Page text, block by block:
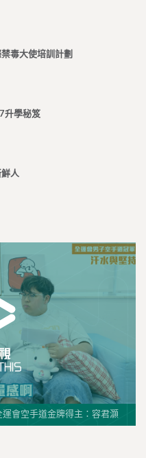
毒大使培訓計劃
升學秘笈
鮮人
運會空手道金牌得主：容君灝